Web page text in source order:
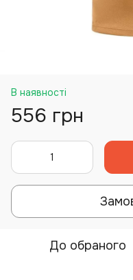
В наявності
556 грн
До обраного